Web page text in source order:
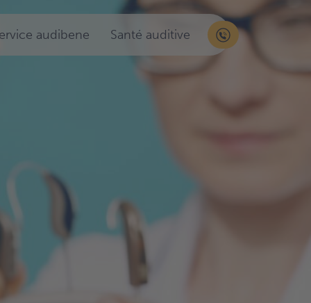
audibene Santé auditive